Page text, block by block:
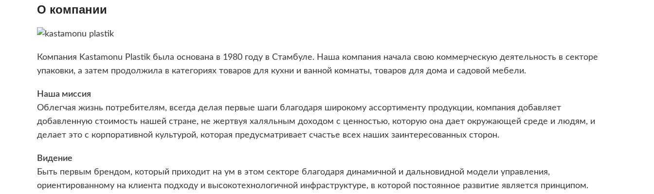
О компании
Компания Kastamonu Plastik была основана в 1980 году в Стамбуле. Наша компания начала свою коммерческую деятельность в секторе
упаковки, а затем продолжила в категориях товаров для кухни и ванной комнаты, товаров для дома и садовой мебели.
Наша миссия
Облегчая жизнь потребителям, всегда делая первые шаги благодаря широкому ассортименту продукции, компания добавляет
добавленную стоимость нашей стране, не жертвуя халяльным доходом с ценностью, которую она дает окружающей среде и людям, и
делает это с корпоративной культурой, которая предусматривает счастье всех наших заинтересованных сторон.
Видение
Быть первым брендом, который приходит на ум в этом секторе благодаря динамичной и дальновидной модели управления,
ориентированному на клиента подходу и высокотехнологичной инфраструктуре, в которой постоянное развитие является принципом.